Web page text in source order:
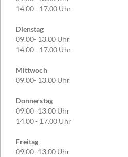
14.00 - 17.00 Uhr
Dienstag
09.00- 13.00 Uhr
14.00 - 17.00 Uhr
Mittwoch
09.00- 13.00 Uhr
Donnerstag
09.00- 13.00 Uhr
14.00 - 17.00 Uhr
Freitag
09.00- 13.00 Uhr